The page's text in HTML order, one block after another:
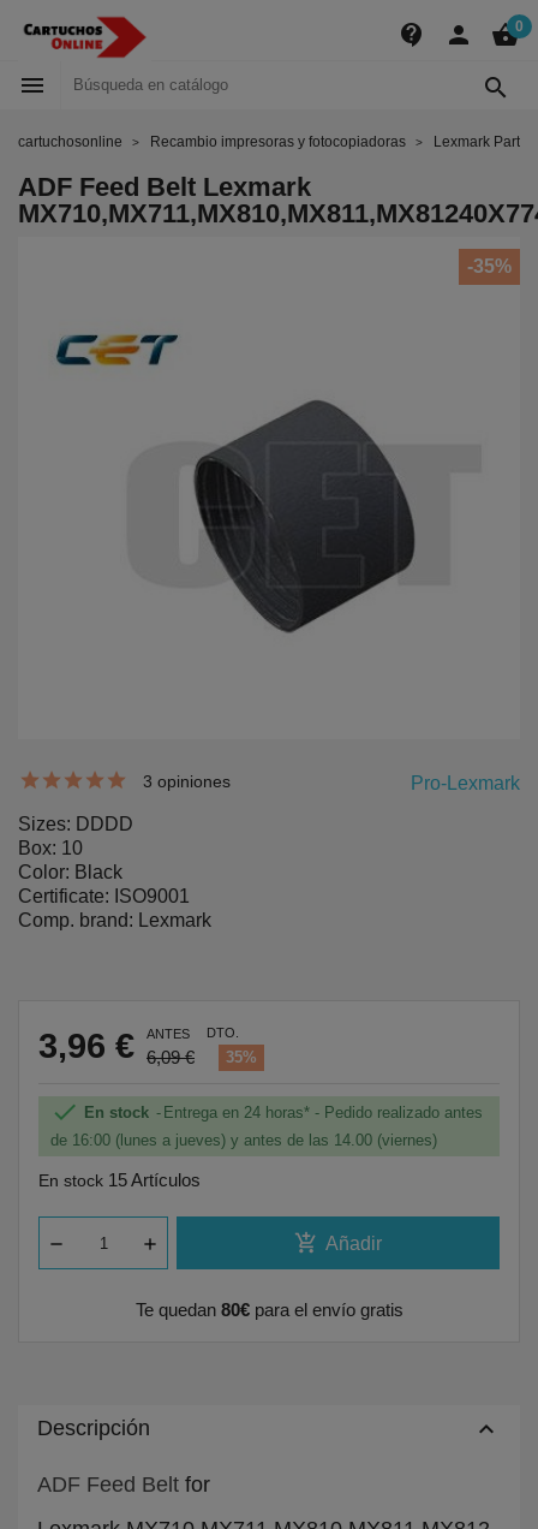
contact_support person shopping_basket0
 
cartuchosonline Recambio impresoras y fotocopiadoras Lexmark Parts
ADF Feed Belt Lexmark
-35%
3 opiniones Pro-Lexmark
Sizes: DDDD
Box: 10
Color: Black
Certificate: ISO9001
Comp. brand: Lexmark
3,96 € ANTES
6,09 €
DTO.
35%
 En stock
Entrega en 24 horas* - Pedido realizado antes
de 16:00 (lunes a jueves) y antes de las 14.00 (viernes)
En stock 15 Artículos
add_shopping_cart Añadir
Te quedan 80€para el envío gratis
Descripción keyboard_arrow_up
ADF Feed Belt for